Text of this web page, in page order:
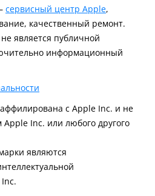
сервисный центр Apple,
качественный ремонт.
является публичной
информационный
c Apple Inc. и не
Inc. или любого другого
являются